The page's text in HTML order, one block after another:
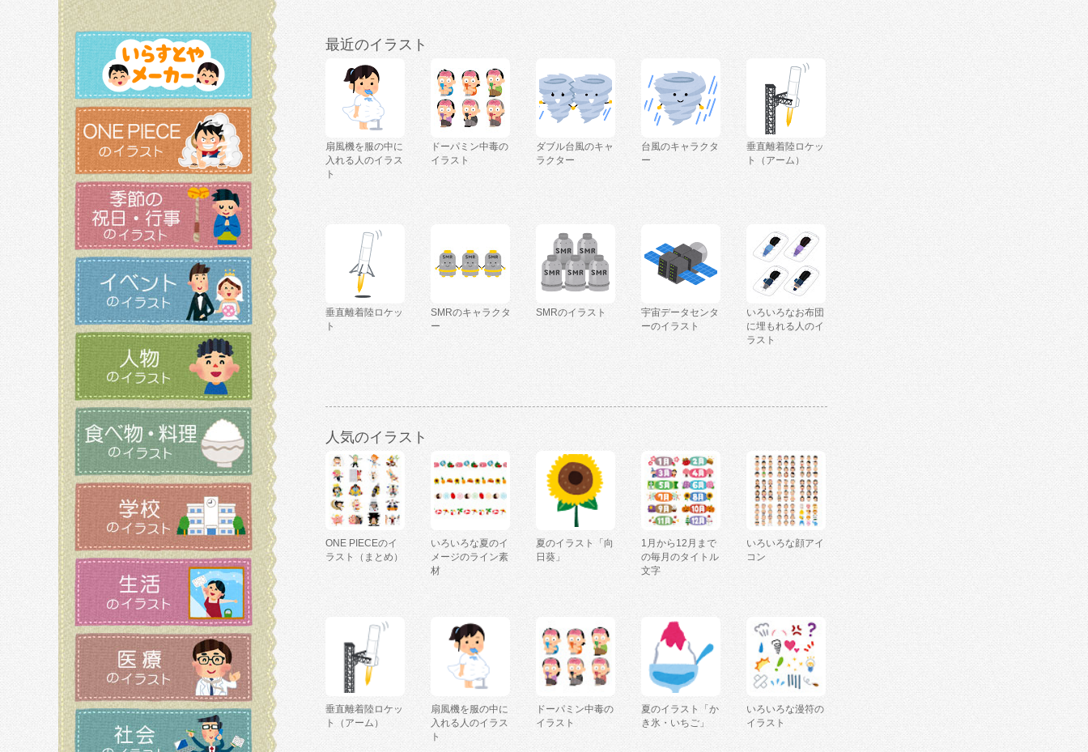
最近のイラスト
扇風機を服の中に
入れる人のイラス
ト
ドーパミン中毒の
イラスト
ダブル台風のキャ
ラクター
台風のキャラクタ
ー
垂直離着陸ロケッ
ト（アーム）
垂直離着陸ロケッ
ト
SMRのキャラクタ
ー
SMRのイラスト
宇宙データセンタ
ーのイラスト
いろいろなお布団
に埋もれる人のイ
ラスト
人気のイラスト
ONE PIECEのイ
ラスト（まとめ）
いろいろな夏のイ
メージのライン素
材
夏のイラスト「向
日葵」
1月から12月まで
の毎月のタイトル
文字
いろいろな顔アイ
コン
垂直離着陸ロケッ
ト（アーム）
扇風機を服の中に
入れる人のイラス
ト
ドーパミン中毒の
イラスト
夏のイラスト「か
き氷・いちご」
いろいろな漫符の
イラスト